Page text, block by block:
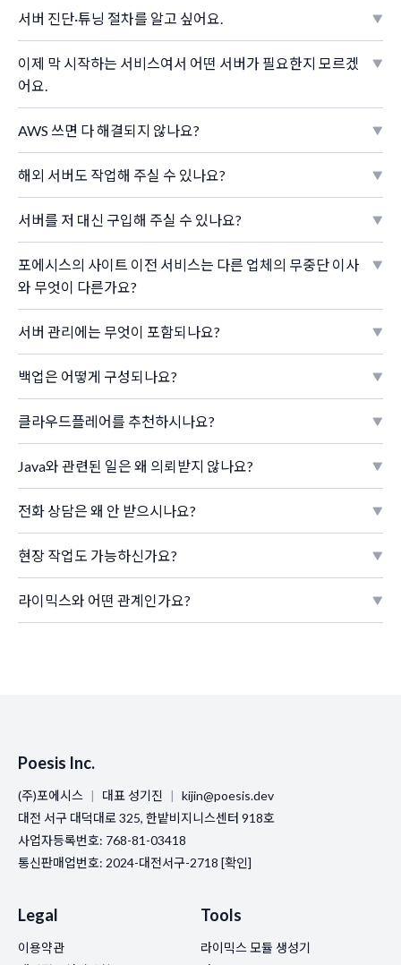
서버 진단·튜닝 절차를 알고 싶어요.
이제 막 시작하는 서비스여서 어떤 서버가 필요한지 모르겠
어요.
AWS 쓰면 다 해결되지 않나요?
해외 서버도 작업해 주실 수 있나요?
서버를 저 대신 구입해 주실 수 있나요?
포에시스의 사이트 이전 서비스는 다른 업체의 무중단 이사
와 무엇이 다른가요?
서버 관리에는 무엇이 포함되나요?
백업은 어떻게 구성되나요?
클라우드플레어를 추천하시나요?
Java와 관련된 일은 왜 의뢰받지 않나요?
전화 상담은 왜 안 받으시나요?
현장 작업도 가능하신가요?
라이믹스와 어떤 관계인가요?
Poesis Inc.
(주)포에시스 | 대표 성기진 | kijin@poesis.dev
대전 서구 대덕대로 325, 한밭비지니스센터 918호
사업자등록번호: 768-81-03418
통신판매업번호: 2024-대전서구-2718 [확인]
Legal
이용약관
Tools
라이믹스 모듈 생성기